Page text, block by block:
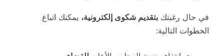
في حال رغبتك بتقديم شكوى إلكترونية، يمكنك اتباع
الخطوات التالية: